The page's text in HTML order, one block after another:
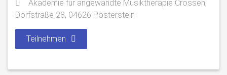
Akademie für angewandte Musiktherapie Crossen,
Dorfstraße 28, 04626 Posterstein
Teilnehmen